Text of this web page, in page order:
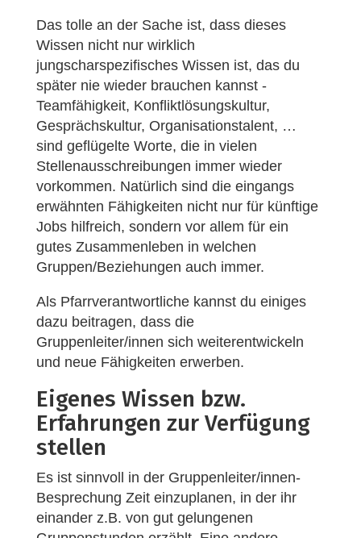
Das tolle an der Sache ist, dass dieses
Wissen nicht nur wirklich
jungscharspezifisches Wissen ist, das du
später nie wieder brauchen kannst -
Teamfähigkeit, Konfliktlösungskultur,
Gesprächskultur, Organisationstalent, …
sind geflügelte Worte, die in vielen
Stellenausschreibungen immer wieder
vorkommen. Natürlich sind die eingangs
erwähnten Fähigkeiten nicht nur für künftige
Jobs hilfreich, sondern vor allem für ein
gutes Zusammenleben in welchen
Gruppen/Beziehungen auch immer.
Als Pfarrverantwortliche kannst du einiges
dazu beitragen, dass die
Gruppenleiter/innen sich weiterentwickeln
und neue Fähigkeiten erwerben.
Eigenes Wissen bzw.
Erfahrungen zur Verfügung
stellen
Es ist sinnvoll in der Gruppenleiter/innen-
Besprechung Zeit einzuplanen, in der ihr
einander z.B. von gut gelungenen